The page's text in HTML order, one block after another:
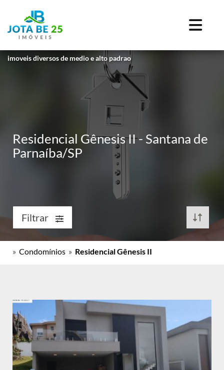
imoveis diversos de medio e alto padrao
Residencial Gênesis II - Santana de
Parnaíba/SP
Filtrar
» Condomínios » Residencial Gênesis II